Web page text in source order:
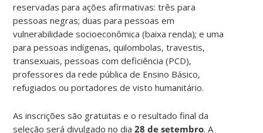
reservadas para ações afirmativas: três para
pessoas negras; duas para pessoas em
vulnerabilidade socioeconômica (baixa renda); e uma
para pessoas indígenas, quilombolas, travestis,
transexuais, pessoas com deficiência (PCD),
professores da rede pública de Ensino Básico,
refugiados ou portadores de visto humanitário.
As inscrições são gratuitas e o resultado final da
seleção será divulgado no dia28 de setembro. A